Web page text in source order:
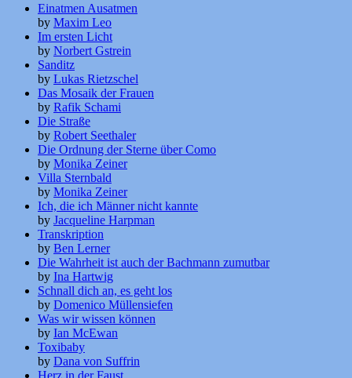
Einatmen Ausatmen
by Maxim Leo
Im ersten Licht
by Norbert Gstrein
Sanditz
by Lukas Rietzschel
Das Mosaik der Frauen
by Rafik Schami
Die Straße
by Robert Seethaler
Die Ordnung der Sterne über Como
by Monika Zeiner
Villa Sternbald
by Monika Zeiner
Ich, die ich Männer nicht kannte
by Jacqueline Harpman
Transkription
by Ben Lerner
Die Wahrheit ist auch der Bachmann zumutbar
by Ina Hartwig
Schnall dich an, es geht los
by Domenico Müllensiefen
Was wir wissen können
by Ian McEwan
Toxibaby
by Dana von Suffrin
Herz in der Faust